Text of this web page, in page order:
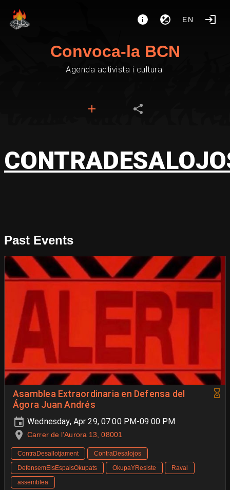
EN
Convoca-la BCN
Agenda activista i cultural
Past Events
Asamblea Extraordinaria en Defensa del
Ágora Juan Andrés
Wednesday, Apr 29, 07:00 PM-09:00 PM
Carrer de l’Aurora 13, 08001
ContraDesallotjament
ContraDesalojos
DefensemElsEspaisOkupats
OkupaYResiste
Raval
assemblea